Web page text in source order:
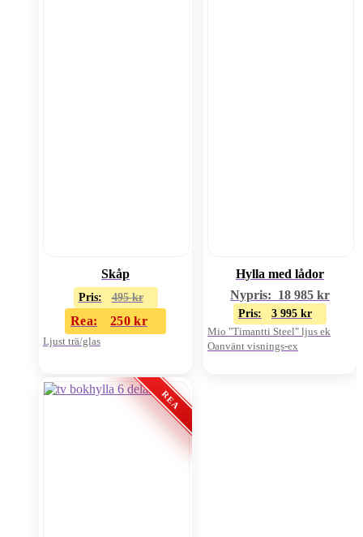
Skåp
Pris: 495kr
Rea: 250kr
Ljust trä/glas
Hylla med lådor
Nypris: 18 985 kr
Pris: 3 995 kr
Mio "Timantti Steel" ljus ek
Oanvänt visnings-ex